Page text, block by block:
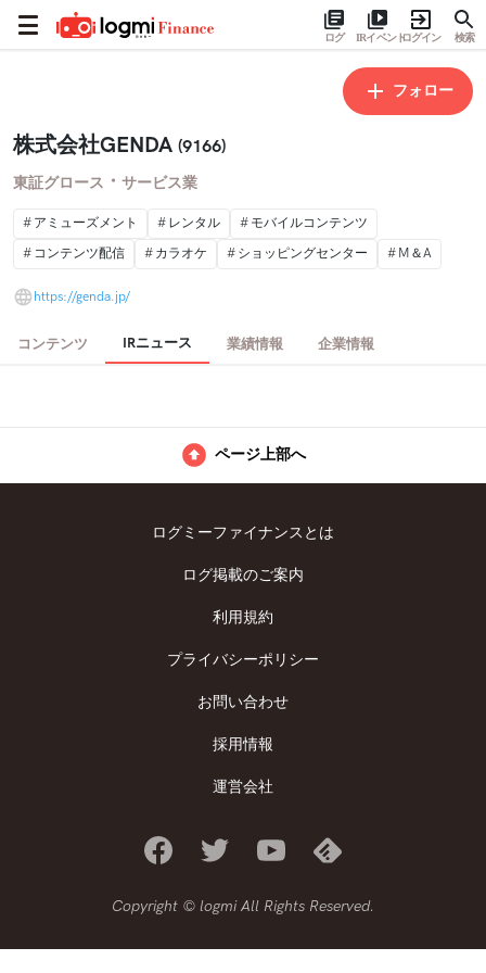
ログ IRイベントログイン 検索
フォロー
株式会社GENDA (9166)
東証グロース ・ サービス業
アミューズメント レンタル
モバイルコンテンツ
コンテンツ配信
カラオケ ショッピングセンター M＆A
https://genda.jp/
コンテンツ IRニュース 業績情報 企業情報
ページ上部へ
ログミーファイナンスとは
ログ掲載のご案内
利用規約
プライバシーポリシー
お問い合わせ
採用情報
運営会社
Copyright © logmi All Rights Reserved.